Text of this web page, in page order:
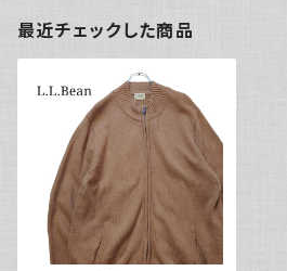
最近チェックした商品